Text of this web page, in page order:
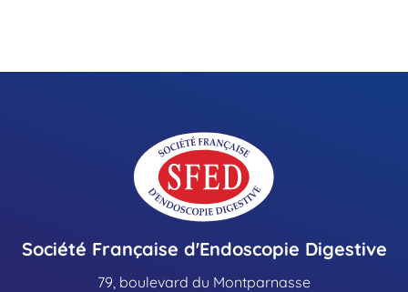
Société Française d'Endoscopie Digestive
79, boulevard du Montparnasse